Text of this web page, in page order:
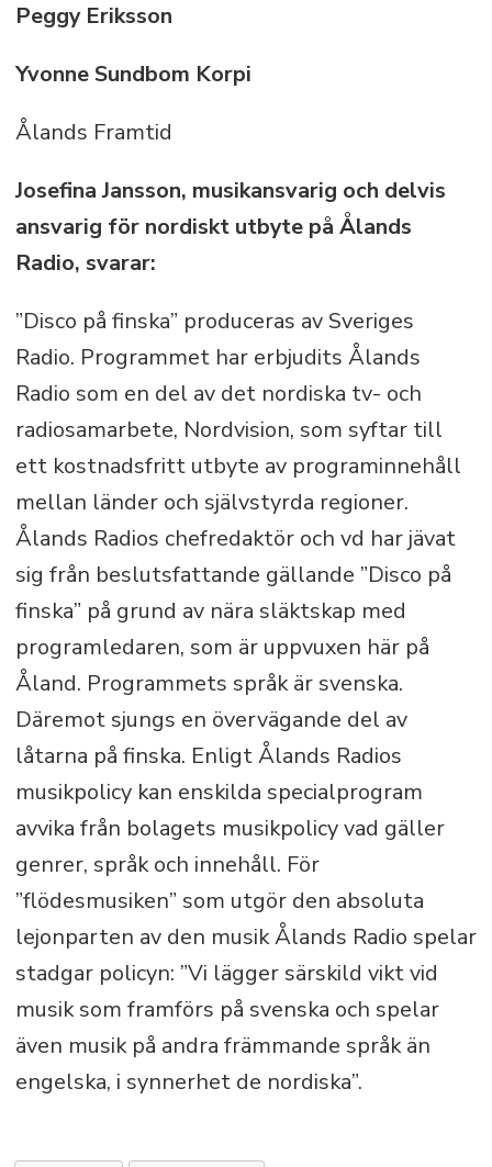
Peggy Eriksson
Yvonne Sundbom Korpi
Ålands Framtid
Josefina Jansson, musikansvarig och delvis
ansvarig för nordiskt utbyte på Ålands
Radio, svarar:
”Disco på finska” produceras av Sveriges
Radio. Programmet har erbjudits Ålands
Radio som en del av det nordiska tv- och
radiosamarbete, Nordvision, som syftar till
ett kostnadsfritt utbyte av programinnehåll
mellan länder och självstyrda regioner.
Ålands Radios chefredaktör och vd har jävat
sig från beslutsfattande gällande ”Disco på
finska” på grund av nära släktskap med
programledaren, som är uppvuxen här på
Åland. Programmets språk är svenska.
Däremot sjungs en övervägande del av
låtarna på finska. Enligt Ålands Radios
musikpolicy kan enskilda specialprogram
avvika från bolagets musikpolicy vad gäller
genrer, språk och innehåll. För
”flödesmusiken” som utgör den absoluta
lejonparten av den musik Ålands Radio spelar
stadgar policyn: ”Vi lägger särskild vikt vid
musik som framförs på svenska och spelar
även musik på andra främmande språk än
engelska, i synnerhet de nordiska”.